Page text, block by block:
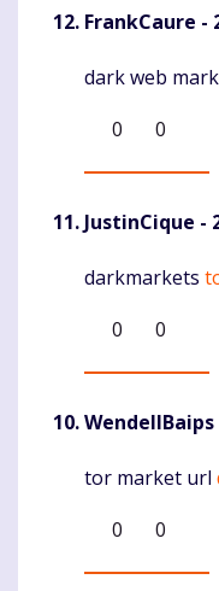
FrankCaure -
Komentaras
dark web
0
0
JustinCique -
Komentaras
darkmarkets
0
0
WendellBaips
Komentaras
tor market url
0
0